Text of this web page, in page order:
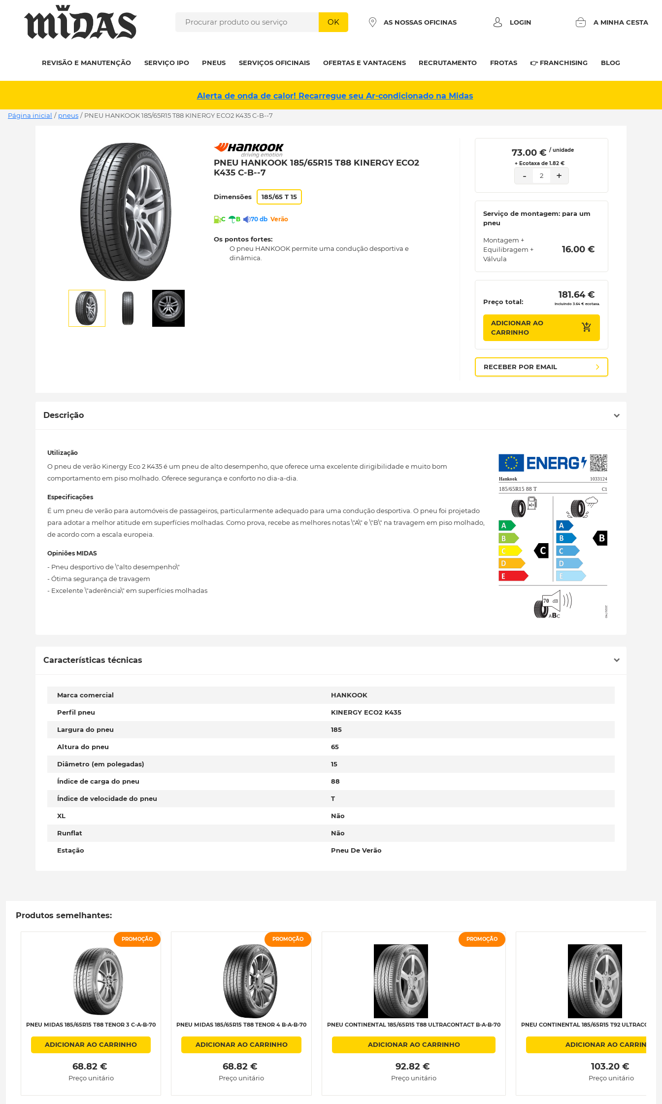
OK AS NOSSAS OFICINAS LOGIN A MINHA CESTA
REVISÃO E MANUTENÇÃO SERVIÇO IPO PNEUS SERVIÇOS OFICINAIS OFERTAS E VANTAGENS RECRUTAMENTO FROTAS 👉 FRANCHISING BLOG
Alerta de onda de calor! Recarregue seu Ar-condicionado na Midas
Página inicial / pneus / PNEU HANKOOK 185/65R15 T88 KINERGY ECO2 K435 C-B--7
PNEU HANKOOK 185/65R15 T88 KINERGY ECO2
K435 C-B--7
Dimensões 185/65 T 15
C B 70 db Verão
Os pontos fortes:
O pneu HANKOOK permite uma condução desportiva e
dinâmica.
73.00 € / unidade
+ Ecotaxa de 1.82 €
- 2 +
Serviço de montagem: para um
pneu
Montagem +
Equilibragem +
Válvula
16.00 €
Preço total:
181.64 €
Incluindo 3.64 € ecotaxa.
ADICIONAR AO
CARRINHO
RECEBER POR EMAIL
Descrição
Utilização
O pneu de verão Kinergy Eco 2 K435 é um pneu de alto desempenho, que oferece uma excelente dirigibilidade e muito bom
comportamento em piso molhado. Oferece segurança e conforto no dia-a-dia.
Especificações
É um pneu de verão para automóveis de passageiros, particularmente adequado para uma condução desportiva. O pneu foi projetado
para adotar a melhor atitude em superfícies molhadas. Como prova, recebe as melhores notas \"A\" e \"B\" na travagem em piso molhado,
de acordo com a escala europeia.
Opiniões MIDAS
- Pneu desportivo de \"alto desempenho\"
- Ótima segurança de travagem
- Excelente \"aderência\" em superfícies molhadas
Características técnicas
Marca comercial HANKOOK
Perfil pneu KINERGY ECO2 K435
Largura do pneu 185
Altura do pneu 65
Diâmetro (em polegadas) 15
Índice de carga do pneu 88
Índice de velocidade do pneu T
XL Não
Runflat Não
Estação Pneu De Verão
Produtos semelhantes:
PROMOÇÃO
PNEU MIDAS 185/65R15 T88 TENOR 3 C-A-B-70
ADICIONAR AO CARRINHO
68.82 €
Preço unitário
PROMOÇÃO
PNEU MIDAS 185/65R15 T88 TENOR 4 B-A-B-70
ADICIONAR AO CARRINHO
68.82 €
Preço unitário
PROMOÇÃO
PNEU CONTINENTAL 185/65R15 T88 ULTRACONTACT B-A-B-70
ADICIONAR AO CARRINHO
92.82 €
Preço unitário
PNEU CONTINENTAL 185/65R15 T92
ADICIONAR AO CARRINHO
103.20 €
Preço unitário